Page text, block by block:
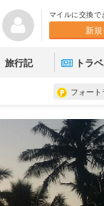
マイルに交換で
新
旅行記 トラ
フォー